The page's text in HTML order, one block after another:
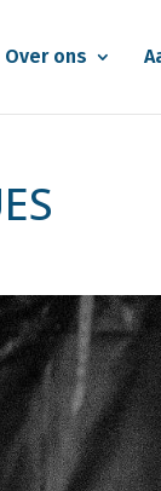
Over ons